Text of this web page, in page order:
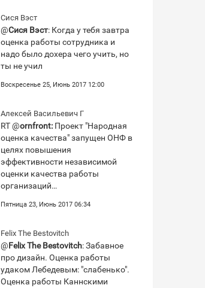
Сися Вэст
@Сися Вэст: Когда у тебя завтра
оценка работы сотрудника и
надо было дохера чего учить, но
ты не учил
Воскресенье 25, Июнь 2017 12:00
Алексей Васильевич Г
RT @ornfront: Проект "Народная
оценка качества" запущен ОНФ в
целях повышения
эффективности независимой
оценки качества работы
организаций…
Пятница 23, Июнь 2017 06:34
Felix The Bestovitch
@Felix The Bestovitch: Забавное
про дизайн. Оценка работы
удаком Лебедевым: "слабенько".
Оценка работы Каннскими